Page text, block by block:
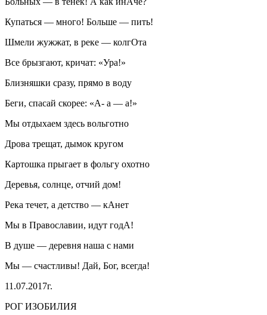
Купаться — много! Больше — пить!
Шмели жужжат, в реке — колгОта
Все брызгают, кричат: «Ура!»
Близняшки сразу, прямо в воду
Беги, спасай скорее: «А- а — а!»
Мы отдыхаем здесь вольготно
Дрова трещат, дымок кругом
Картошка прыгает в фольгу охотно
Деревья, солнце, отчий дом!
Река течет, а детство — кАнет
Мы в Православии, идут годА!
В душе — деревня наша с нами
Мы — счастливы! Дай, Бог, всегда!
11.07.2017г.
РОГ ИЗОБИЛИЯ